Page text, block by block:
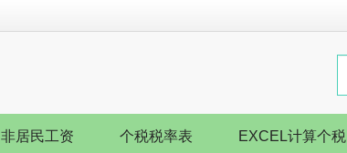
非居民工资 个税税率表 EXCEL计算个税